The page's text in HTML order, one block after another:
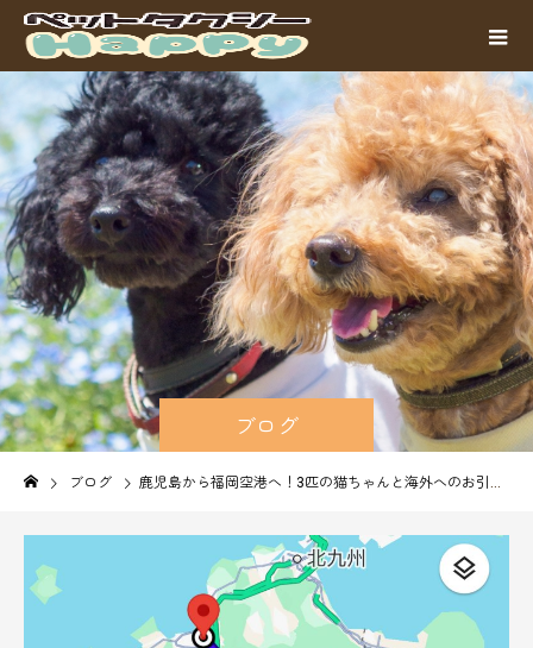
ブログ
ブログ 鹿児島から福岡空港へ！3匹の猫ちゃんと海外へのお引っ越し【ペットの長距離移動】